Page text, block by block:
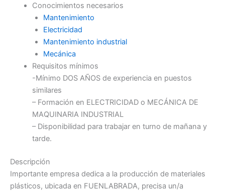
Conocimientos necesarios
Mantenimiento
Electricidad
Mantenimiento industrial
Mecánica
Requisitos mínimos
-Mínimo DOS AÑOS de experiencia en puestos
similares
– Formación en ELECTRICIDAD o MECÁNICA DE
MAQUINARIA INDUSTRIAL
– Disponibilidad para trabajar en turno de mañana y
tarde.
Descripción
Importante empresa dedica a la producción de materiales
plásticos, ubicada en FUENLABRADA, precisa un/a